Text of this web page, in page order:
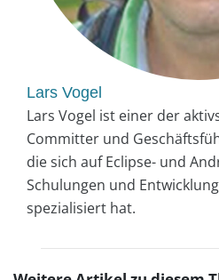
Lars Vogel
Lars Vogel ist einer der
Committer und
die sich auf Eclipse- und
Schulungen und
spezialisiert hat.